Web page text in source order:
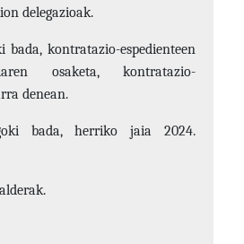
delegazioak.
bada, kontratazio-espedienteen
osaketa, kontratazio-
denean.
bada, herriko jaia 2024.